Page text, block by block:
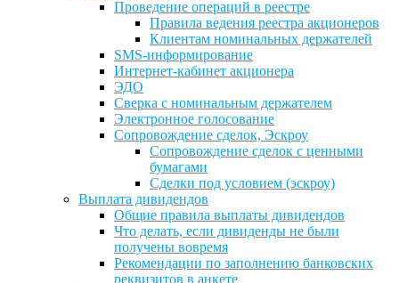
Проведение операций в реестре
Правила ведения реестра акционеров
Клиентам номинальных держателей
SMS-информирование
Интернет-кабинет акционера
ЭДО
Сверка с номинальным держателем
Электронное голосование
Сопровождение сделок, Эскроу
Сопровождение сделок с ценными
бумагами
Сделки под условием (эскроу)
Выплата дивидендов
Общие правила выплаты дивидендов
Что делать, если дивиденды не были
получены вовремя
Рекомендации по заполнению банковских
реквизитов в анкете